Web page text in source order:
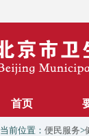
首页
当前位置： 便民服务>